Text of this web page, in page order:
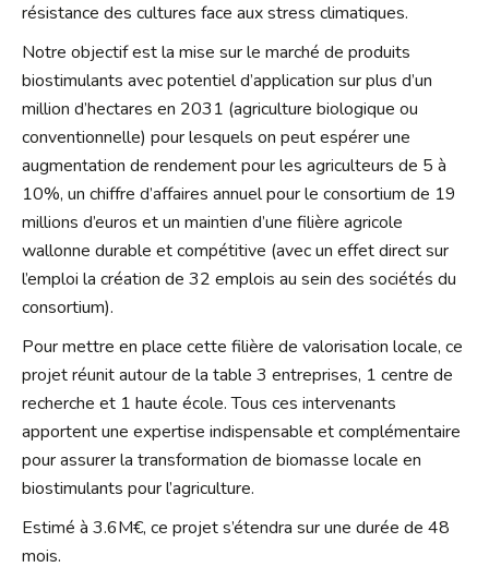
résistance des cultures face aux stress climatiques.
Notre objectif est la mise sur le marché de produits
biostimulants avec potentiel d’application sur plus d’un
million d’hectares en 2031 (agriculture biologique ou
conventionnelle) pour lesquels on peut espérer une
augmentation de rendement pour les agriculteurs de 5 à
10%, un chiffre d’affaires annuel pour le consortium de 19
millions d’euros et un maintien d’une filière agricole
wallonne durable et compétitive (avec un effet direct sur
l’emploi la création de 32 emplois au sein des sociétés du
consortium).
Pour mettre en place cette filière de valorisation locale, ce
projet réunit autour de la table 3 entreprises, 1 centre de
recherche et 1 haute école. Tous ces intervenants
apportent une expertise indispensable et complémentaire
pour assurer la transformation de biomasse locale en
biostimulants pour l’agriculture.
Estimé à 3.6M€, ce projet s’étendra sur une durée de 48
mois.